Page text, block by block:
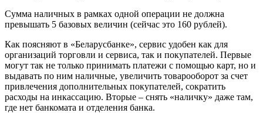
Сумма наличных в рамках одной операции не должна
превышать 5 базовых величин (сейчас это 160 рублей).
Как поясняют в «Беларусбанке», сервис удобен как для
организаций торговли и сервиса, так и покупателей. Первые
могут так не только принимать платежи с помощью карт, но и
выдавать по ним наличные, увеличить товарооборот за счет
привлечения дополнительных покупателей, сократить
расходы на инкассацию. Вторые – снять «наличку» даже там,
где нет банкомата и отделения банка.